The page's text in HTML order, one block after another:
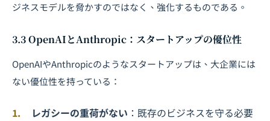
ジネスモデルを脅かすのではなく、強化するものである。
3.3 OpenAIとAnthropic：スタートアップの優位性
OpenAIやAnthropicのようなスタートアップは、大企業には
ない優位性を持っている：
レガシーの重荷がない ：既存のビジネスを守る必要